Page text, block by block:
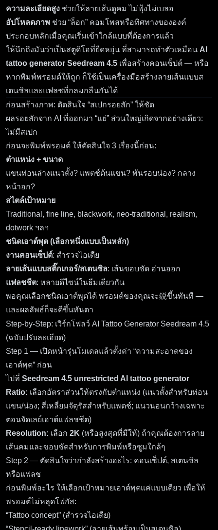
ความละเอียดสูง ช่วยให้ลายเส้นดูคม ไม่ฟุ้งไม่เบลอ
อัปโหลดภาพ ช่วย “ล็อก” คอมโพสหรือทิศทางขององค์
ประกอบหลักเมื่อคุณเริ่มเข้าใกล้แบบที่ต้องการแล้ว
ให้นึกถึงมันว่าเป็นสตูดิโอที่ยืดหยุ่น ที่สามารถทำตัวเหมือน AI
tattoo generator Seedream 4.5 เพื่อสร้างคอนเซ็ปต์ — หรือ
หากพิมพ์พรอมต์ให้ถูก ก็ใช้เป็นเครื่องมือสร้างลายเส้นแบบส
เตนซิลและแฟลชที่กลมกลืนกันได้
ก่อนสร้างภาพ: ตัดสินใจ “สเปกรอยสัก” ให้ชัด
ผลรอยสักจาก AI ที่ออกมา “แย่” ส่วนใหญ่เกิดจากอย่างเดียว:
ไม่มีสเปก
ก่อนจะพิมพ์พรอมต์ ให้ตัดสินใจ 3 เรื่องนี้ก่อน:
ตำแหน่ง + ขนาด
แขนท่อนล่างแนวตั้ง? แพตช์ต้นแขน? พันรอบน่อง? กลาง
หน้าอก?
สไตล์เป้าหมาย
Traditional, fine line, blackwork, neo-traditional, realism,
dotwork ฯลฯ
ชนิดเอาต์พุต (เลือกหนึ่งแบบเป็นหลัก)
งานคอนเซ็ปต์: สำรวจไอเดีย
ลายเส้นแบบสติ๊กเกอร์/สเตนซิล: เส้นขอบชัด อ่านออก
แฟลชชีต: หลายดีไซน์ในธีมเดียวกัน
พอคุณเลือกชนิดเอาต์พุตได้ พรอมต์ของคุณจะ鋭ขึ้นทันที —
และผลลัพธ์ก็จะดีขึ้นทันตา
Step-by-Step: เวิร์กโฟลว์ AI Tattoo Generator Seedream 4.5
(ฉบับปรับละเอียด)
Step 1 — เปิดหน้ารุ่นโมเดลแล้วตั้งค่า “ความสะอาดของ
เอาต์พุต” ก่อน
ไปที่ Seedream 4.5 unrestricted AI tattoo generator
Ratio: เลือกอัตราส่วนให้ตรงกับตำแหน่ง (แนวตั้งสำหรับท่อน
แขน/น่อง; สี่เหลี่ยมจัตุรัสสำหรับแพตช์; แนวนอนกว้างเฉพาะ
ตอนจัดเลย์เอาต์แฟลชชีต)
Resolution: เลือก 2K (หรือสูงสุดที่มีให้) ถ้าคุณต้องการลาย
เส้นคมและขอบชัดสำหรับการพิมพ์หรือซูมใกล้ๆ
Step 2 — ตัดสินใจว่ากำลังสร้างอะไร: คอนเซ็ปต์, สเตนซิล
หรือแฟลช
ก่อนพิมพ์อะไร ให้เลือกเป้าหมายเอาต์พุตแค่แบบเดียว เพื่อให้
พรอมต์ไม่หลุดโฟกัส:
“Tattoo concept” (สำรวจไอเดีย)